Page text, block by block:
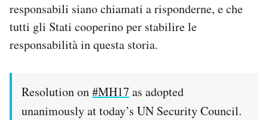
responsabili siano chiamati a risponderne, e che
tutti gli Stati cooperino per stabilire le
responsabilità in questa storia.
Resolution on#MH17 as adopted
unanimously at today’s UN Security Council.